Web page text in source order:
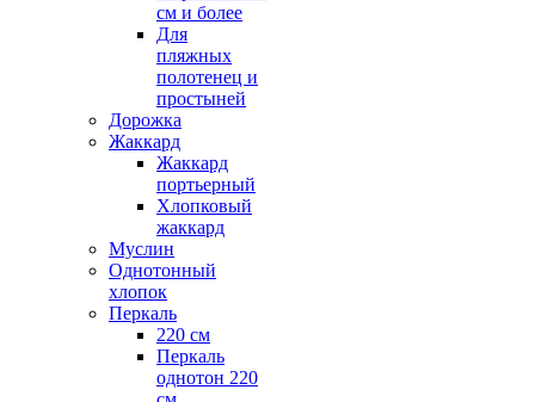
см и более
Для
пляжных
полотенец и
простыней
Дорожка
Жаккард
Жаккард
портьерный
Хлопковый
жаккард
Муслин
Однотонный
хлопок
Перкаль
220 см
Перкаль
однотон 220